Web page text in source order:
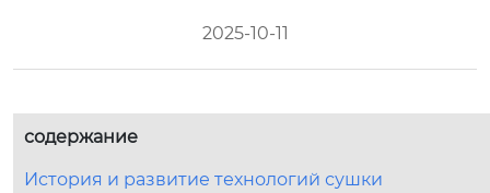
2025-10-11
содержание
История и развитие технологий сушки